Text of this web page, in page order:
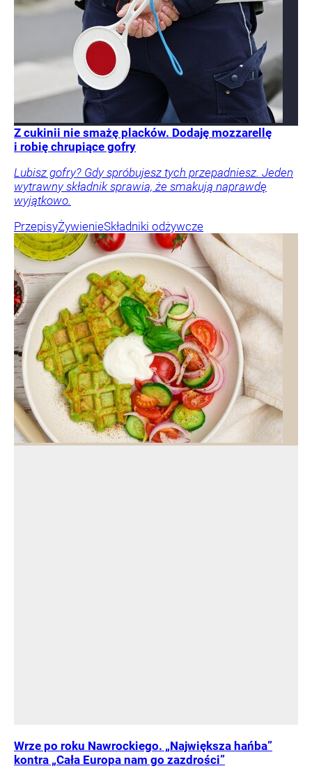
Z cukinii nie smażę placków. Dodaję mozzarellę
i robię chrupiące gofry
Lubisz gofry? Gdy spróbujesz tych przepadniesz. Jeden
wytrawny składnik sprawia, że smakują naprawdę
wyjątkowo.
PrzepisyŻywienieSkładniki odżywcze
Wrze po roku Nawrockiego. „Największa hańba”
kontra „Cała Europa nam go zazdrości”